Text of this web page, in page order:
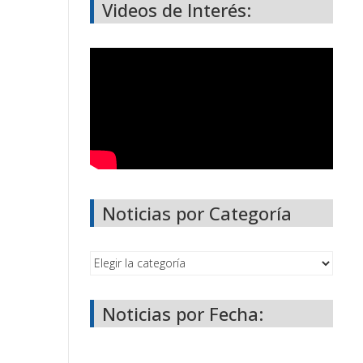
Videos de Interés:
Noticias por Categoría
Noticias por Fecha: